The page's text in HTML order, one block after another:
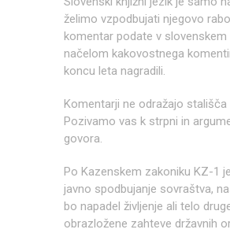
želimo vzpodbujati njegovo
komentar podate v
načelom kakovostnega
koncu leta nagradili.
Komentarji ne odražajo
Pozivamo vas k strpni in
govora.
Po Kazenskem zakoniku KZ-1
javno spodbujanje sovraštva,
bo napadel življenje ali telo
obrazložene zahteve državnih